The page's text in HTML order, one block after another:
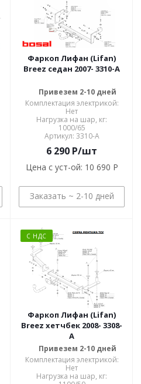
Фаркоп Лифан (Lifan)
Breez седан 2007- 3310-A
Привезем 2-10 дней
Комплектация электрикой:
Нет
Нагрузка на шар, кг:
1000/65
Артикул: 3310-A
6 290 P/шт
Цена с уст-ой: 10 690 P
Заказать ~ 2-10 дней
С НДС
Фаркоп Лифан (Lifan)
Breez хетчбек 2008- 3308-
A
Привезем 2-10 дней
Комплектация электрикой:
Нет
Нагрузка на шар, кг: